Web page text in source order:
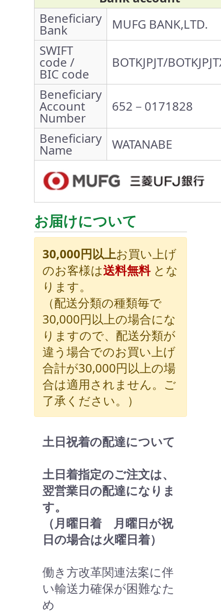
Beneficiary
Bank
MUFG BANK,LTD.
SWIFT
code /
BIC code
BOTKJPJT/
Beneficiary
Account
Number
652－0171828
Beneficiary
Name WATANABE
お届けについて
30,000円以上お買い上げ
のお客様は送料無料とな
ります。
（配送分類の種類毎で
30,000円以上の場合にな
りますので、配送分類が
違う場合でのお買い上げ
合計が30,000円以上の場
合は適用されません。ご
了承ください。）
土日祝着の配達について
土日着指定のご注文は、
翌営業日の配達になりま
す。
（月曜日着 月曜日が祝
日の場合は火曜日着）
働き方改革関連法案に伴
い輸送力確保が困難なた
め